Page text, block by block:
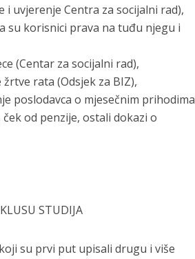
i uvjerenje Centra za socijalni rad),
su korisnici prava na tuđu njegu i
(Centar za socijalni rad),
rata (Odsjek za BIZ),
poslodavca o mjesečnim prihodima
od penzije, ostali dokazi o
STUDIJA
su prvi put upisali drugu i više